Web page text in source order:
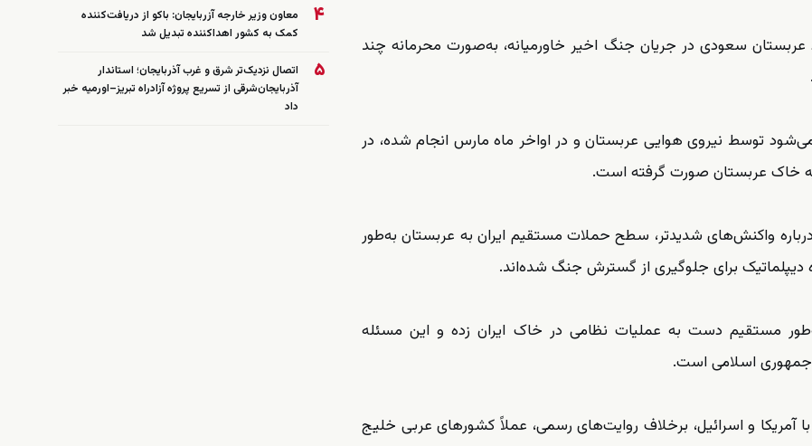
عربستان سعودی در جریان جنگ اخیر خاورمیانه، به‌صورت محرمانه چند
می‌شود توسط نیروی هوایی عربستان و در اواخر ماه مارس انجام شده، در
خاک عربستان صورت گرفته است.
واکنش‌های شدیدتر، سطح حملات مستقیم ایران به عربستان به‌طور
برای جلوگیری از گسترش جنگ شده‌اند.
مستقیم دست به عملیات نظامی در خاک ایران زده و این مسئله
جمهوری اسلامی است.
و اسرائیل، برخلاف روایت‌های رسمی، عملاً کشورهای عربی خلیج
۴
معاون وزیر خارجه آزربایجان: باکو از دریافت‌کننده
کمک به کشور اهداکننده تبدیل شد
۵
اتصال نزدیک‌تر شرق و غرب آذربایجان؛ استاندار
آذربایجان‌شرقی از تسریع پروژه آزادراه تبریز–اورمیه خبر
داد